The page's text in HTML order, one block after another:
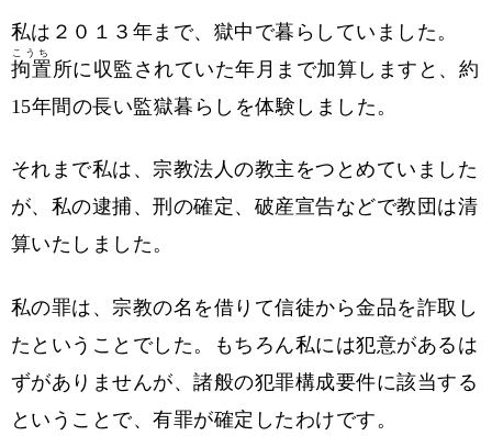
私は２０１３年まで、獄中で暮らしていました。
拘置
こうち
所に収監されていた年月まで加算しますと、約
15年間の長い監獄暮らしを体験しました。
それまで私は、宗教法人の教主をつとめていました
が、私の逮捕、刑の確定、破産宣告などで教団は清
算いたしました。
私の罪は、宗教の名を借りて信徒から金品を詐取し
たということでした。もちろん私には犯意があるは
ずがありませんが、諸般の犯罪構成要件に該当する
ということで、有罪が確定したわけです。